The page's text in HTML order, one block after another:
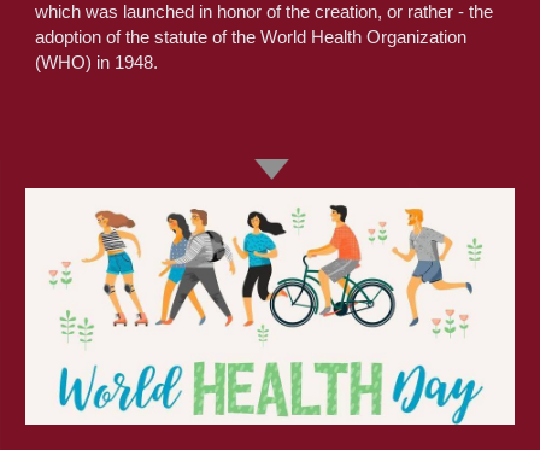
which was launched in honor of the creation, or rather - the
adoption of the statute of the World Health Organization
(WHO) in 1948.